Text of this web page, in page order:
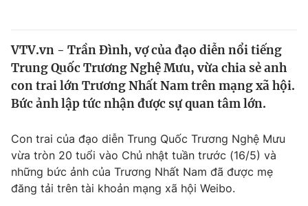
Thế giới
Tin tức
Thế giới đó đây
Câu chuyện quốc tế
Kinh tế
Thị trường
Góc doanh nghiệp
Dữ liệu và đời sống
Truyền hình
VTV.vn - Trần Đình, vợ của đạo diễn nổi tiếng
Trung Quốc Trương Nghệ Mưu, vừa chia sẻ anh
con trai lớn Trương Nhất Nam trên mạng xã hội.
Bức ảnh lập tức nhận được sự quan tâm lớn.
Con trai của đạo diễn Trung Quốc Trương Nghệ Mưu
vừa tròn 20 tuổi vào Chủ nhật tuần trước (16/5) và
những bức ảnh của Trương Nhất Nam đã được mẹ
đăng tải trên tài khoản mạng xã hội Weibo.